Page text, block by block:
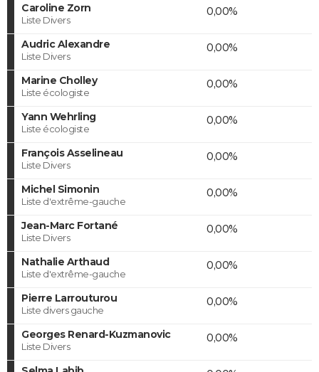
Caroline Zorn
Liste Divers
0,00%
Audric Alexandre
Liste Divers
0,00%
Marine Cholley
Liste écologiste
0,00%
Yann Wehrling
Liste écologiste
0,00%
François Asselineau
Liste Divers
0,00%
Michel Simonin
Liste d'extrême-gauche
0,00%
Jean-Marc Fortané
Liste Divers
0,00%
Nathalie Arthaud
Liste d'extrême-gauche
0,00%
Pierre Larrouturou
Liste divers gauche
0,00%
Georges Renard-Kuzmanovic
Liste Divers
0,00%